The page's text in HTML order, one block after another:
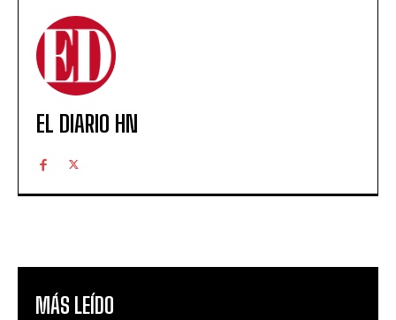
EL DIARIO HN
MÁS LEÍDO